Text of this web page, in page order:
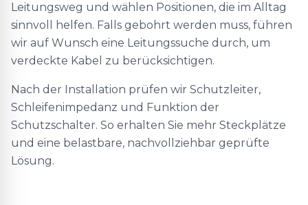
Leitungsweg und wählen Positionen, die im Alltag
sinnvoll helfen. Falls gebohrt werden muss, führen
wir auf Wunsch eine Leitungssuche durch, um
verdeckte Kabel zu berücksichtigen.
Nach der Installation prüfen wir Schutzleiter,
Schleifenimpedanz und Funktion der
Schutzschalter. So erhalten Sie mehr Steckplätze
und eine belastbare, nachvollziehbar geprüfte
Lösung.